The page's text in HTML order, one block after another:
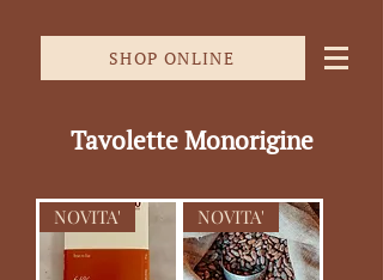
SHOP ONLINE
Tavolette Monorigine
NOVITA' NOVITA'